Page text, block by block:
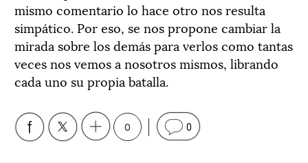
mismo comentario lo hace otro nos resulta
simpático. Por eso, se nos propone cambiar la
mirada sobre los demás para verlos como tantas
veces nos vemos a nosotros mismos, librando
cada uno su propia batalla.
0 0